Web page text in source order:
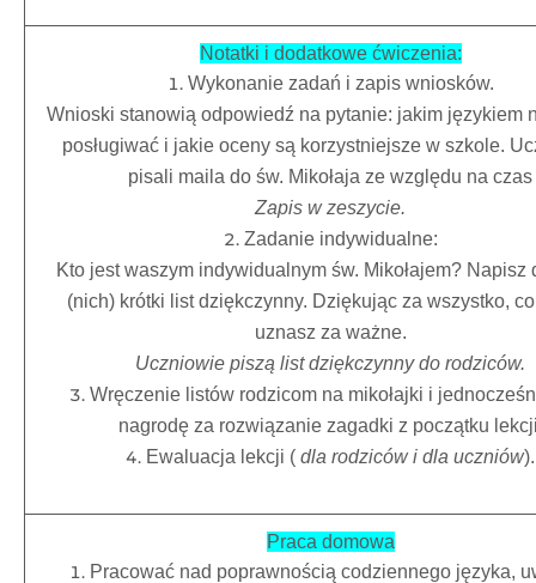
Notatki i dodatkowe ćwiczenia:
Wykonanie zadań i zapis wniosków.
Wnioski stanowią odpowiedź na pytanie: jakim językiem
posługiwać i jakie oceny są korzystniejsze w szkole.
pisali maila do św. Mikołaja ze względu na czas
Zapis w zeszycie.
Zadanie indywidualne:
Kto jest waszym indywidualnym św. Mikołajem? Napisz
(nich) krótki list dziękczynny. Dziękując za wszystko,
uznasz za ważne.
Uczniowie piszą list dziękczynny do rodziców.
Wręczenie listów rodzicom na mikołajki i
nagrodę za rozwiązanie zagadki z początku
Ewaluacja lekcji ( dla rodziców i dla uczniów).
Praca domowa
Pracować nad poprawnością codziennego języka,